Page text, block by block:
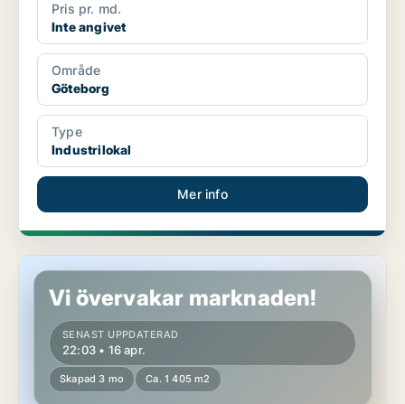
Pris pr. md.
Inte angivet
Område
Göteborg
Type
Industrilokal
Mer info
Industrilokal i Göteborg
Vi övervakar marknaden!
SENAST UPPDATERAD
22:03 • 16 apr.
Skapad 3 mo Ca. 1 405 m2